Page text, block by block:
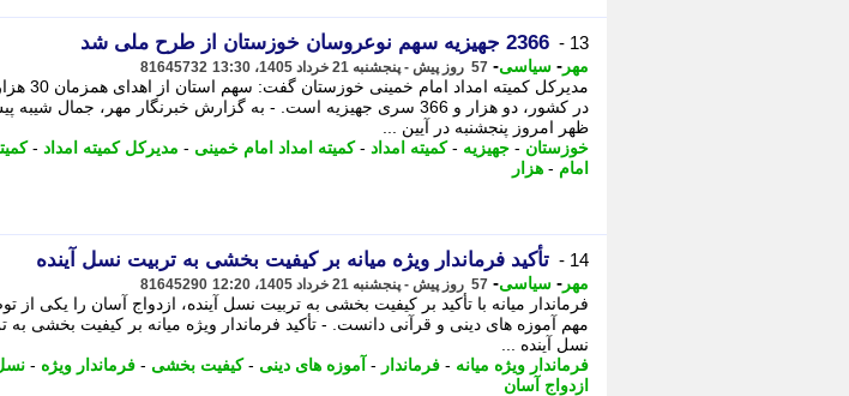
13 - 2366 جهیزیه سهم نوعروسان خوزستان از طرح ملی شد
مهر - سیاسی- 57 روز پیش - پنجشنبه 21 خرداد 1405، 13:30 81645732
مدیرکل کمیته امداد
در کشور، دو هزار و 366 سری جهیزیه است. - به گزارش خبرنگار مهر، جمال شیبه
ظهر امروز پنجشنبه در آیین ...
خوزستان - جهیزیه -کمیته امداد -کمیته امداد امام خمینی - مدیرکل کمیته امداد -
امام - هزار
14 - تأکید فرماندار ویژه میانه بر کیفیت بخشی به تربیت نسل آینده
مهر - سیاسی- 57 روز پیش - پنجشنبه 21 خرداد 1405، 12:20 81645290
فرماندار میانه با تأکید بر کیفیت بخشی به تربیت نسل آینده، ازدواج آسان را یکی از
مهم آموزه های دینی و قرآنی دانست. - تأکید فرماندار ویژه میانه بر کیفیت بخشی به
نسل آینده ...
فرماندار ویژه میانه - فرماندار - آموزه های دینی -کیفیت بخشی - فرماندار ویژه -
ازدواج آسان